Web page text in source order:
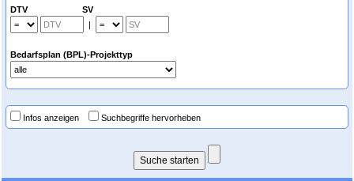
DTV SV
|
Bedarfsplan (BPL)-Projekttyp
Infos anzeigen Suchbegriffe hervorheben